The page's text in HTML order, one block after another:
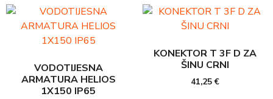
VODOTIJESNA
ARMATURA HELIOS
1X150 IP65
KONEKTOR T 3F D ZA
ŠINU CRNI
41,25€